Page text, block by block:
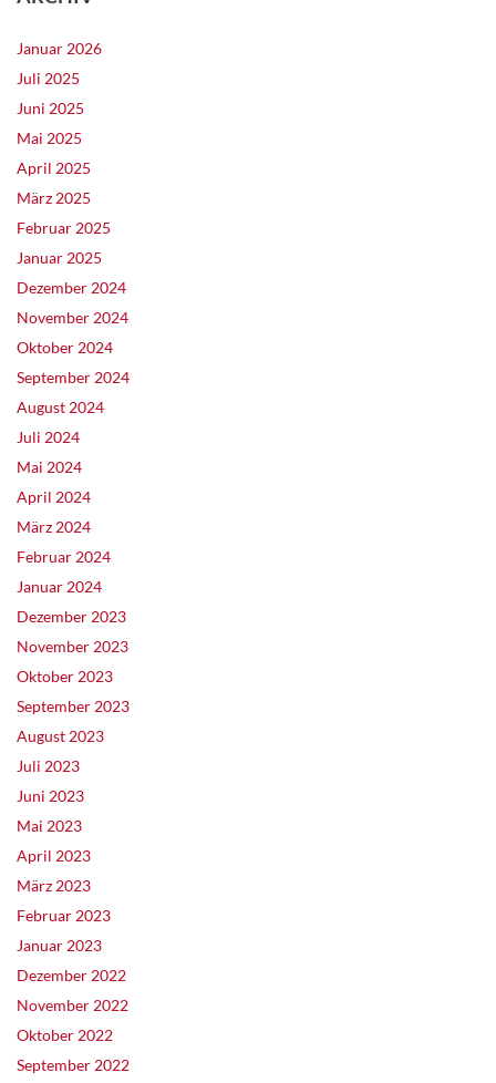
Januar 2026
Juli 2025
Juni 2025
Mai 2025
April 2025
März 2025
Februar 2025
Januar 2025
Dezember 2024
November 2024
Oktober 2024
September 2024
August 2024
Juli 2024
Mai 2024
April 2024
März 2024
Februar 2024
Januar 2024
Dezember 2023
November 2023
Oktober 2023
September 2023
August 2023
Juli 2023
Juni 2023
Mai 2023
April 2023
März 2023
Februar 2023
Januar 2023
Dezember 2022
November 2022
Oktober 2022
September 2022